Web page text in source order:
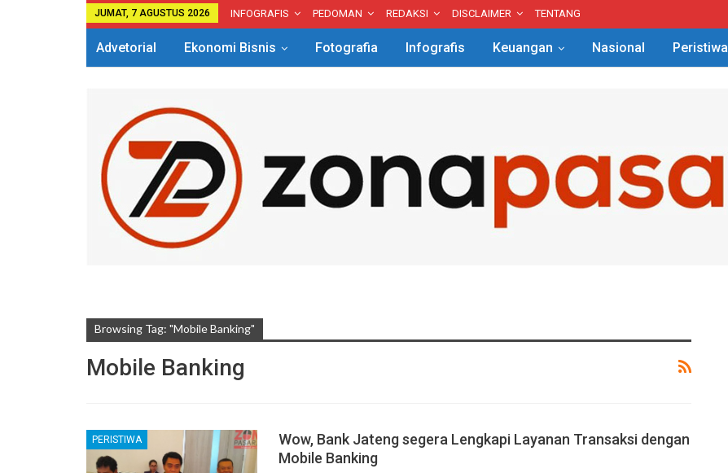
JUMAT, 7 AGUSTUS 2026 INFOGRAFIS PEDOMAN REDAKSI DISCLAIMER TENTANG
Advetorial Ekonomi Bisnis Fotografia Infografis Keuangan Nasional Peristiwa
Browsing Tag: "mobile Banking"
Mobile Banking
PERISTIWA
Wow, Bank Jateng segera Lengkapi Layanan Transaksi dengan
Mobile Banking